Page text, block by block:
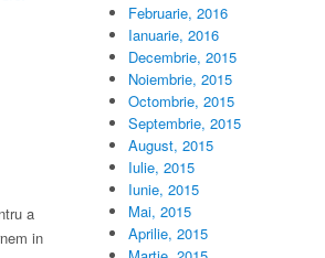
a
in
Februarie, 2016
Ianuarie, 2016
Decembrie, 2015
Noiembrie, 2015
Octombrie, 2015
Septembrie, 2015
August, 2015
Iulie, 2015
Iunie, 2015
Mai, 2015
Aprilie, 2015